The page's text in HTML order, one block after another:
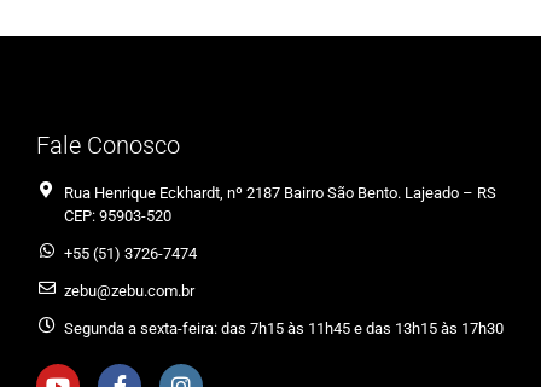
Fale Conosco
Rua Henrique Eckhardt, nº 2187 Bairro São Bento. Lajeado – RS
CEP: 95903-520
+55 (51) 3726-7474
zebu@zebu.com.br
Segunda a sexta-feira: das 7h15 às 11h45 e das 13h15 às 17h30